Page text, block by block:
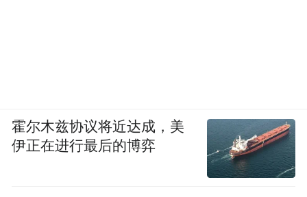
霍尔木兹协议将近达成，美
伊正在进行最后的博弈